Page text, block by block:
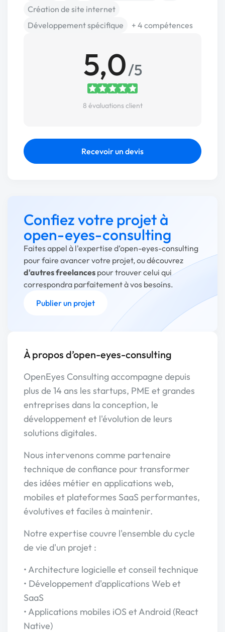
Création de site internet
Développement spécifique
+ 4 compétences
5,0/5
8 évaluations client
Recevoir un devis
Confiez votre projet à
open-eyes-consulting
Faites appel à l'expertise d’open-eyes-consulting
pour faire avancer votre projet, ou découvrez
d'autres freelances pour trouver celui qui
correspondra parfaitement à vos besoins.
Publier un projet
À propos d’open-eyes-consulting
OpenEyes Consulting accompagne depuis
plus de 14 ans les startups, PME et grandes
entreprises dans la conception, le
développement et l'évolution de leurs
solutions digitales.
Nous intervenons comme partenaire
technique de confiance pour transformer
des idées métier en applications web,
mobiles et plateformes SaaS performantes,
évolutives et faciles à maintenir.
Notre expertise couvre l'ensemble du cycle
de vie d'un projet :
• Architecture logicielle et conseil technique
• Développement d'applications Web et
SaaS
• Applications mobiles iOS et Android (React
Native)